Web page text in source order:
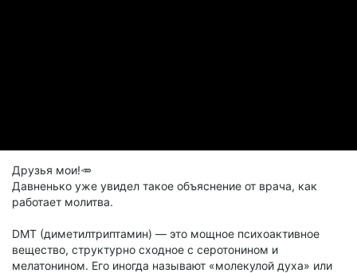
Исследования показывают, что эрготионин особенно
эффективен при защите таких органов, как печень, сердце
и кожа.
Для дерматологов это важно, так как кожа подвергается
других агрессивных факторов внешней среды.
Друзья мои!🥕
Давненько уже увидел такое объяснение от врача, как
работает молитва.
DMT (диметилтриптамин) — это мощное психоактивное
вещество, структурно сходное с серотонином и
мелатонином. Его иногда называют «молекулой духа» или